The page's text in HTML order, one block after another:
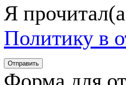
Я
Политику в